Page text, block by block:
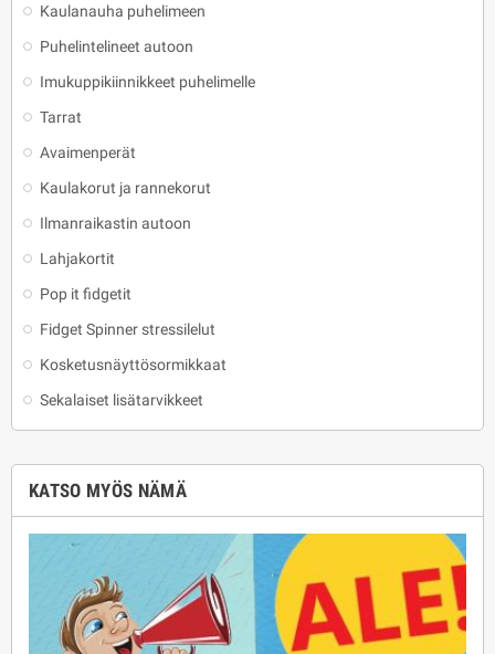
Kaulanauha puhelimeen
Puhelintelineet autoon
Imukuppikiinnikkeet puhelimelle
Tarrat
Avaimenperät
Kaulakorut ja rannekorut
Ilmanraikastin autoon
Lahjakortit
Pop it fidgetit
Fidget Spinner stressilelut
Kosketusnäyttösormikkaat
Sekalaiset lisätarvikkeet
KATSO MYÖS NÄMÄ